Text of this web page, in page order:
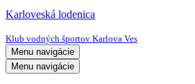
Karloveská lodenica
Klub vodných športov Karlova Ves
Menu navigácie
Menu navigácie